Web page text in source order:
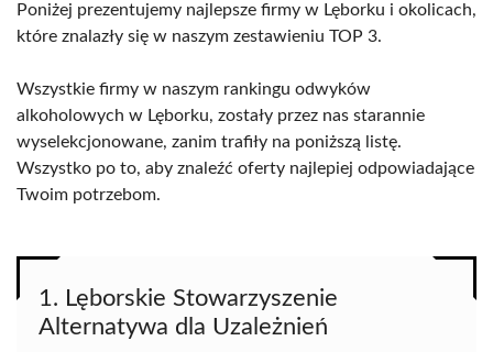
Poniżej prezentujemy najlepsze firmy w Lęborku i okolicach,
które znalazły się w naszym zestawieniu TOP 3.
Wszystkie firmy w naszym rankingu odwyków
alkoholowych w Lęborku, zostały przez nas starannie
wyselekcjonowane, zanim trafiły na poniższą listę.
Wszystko po to, aby znaleźć oferty najlepiej odpowiadające
Twoim potrzebom.
1. Lęborskie Stowarzyszenie
Alternatywa dla Uzależnień